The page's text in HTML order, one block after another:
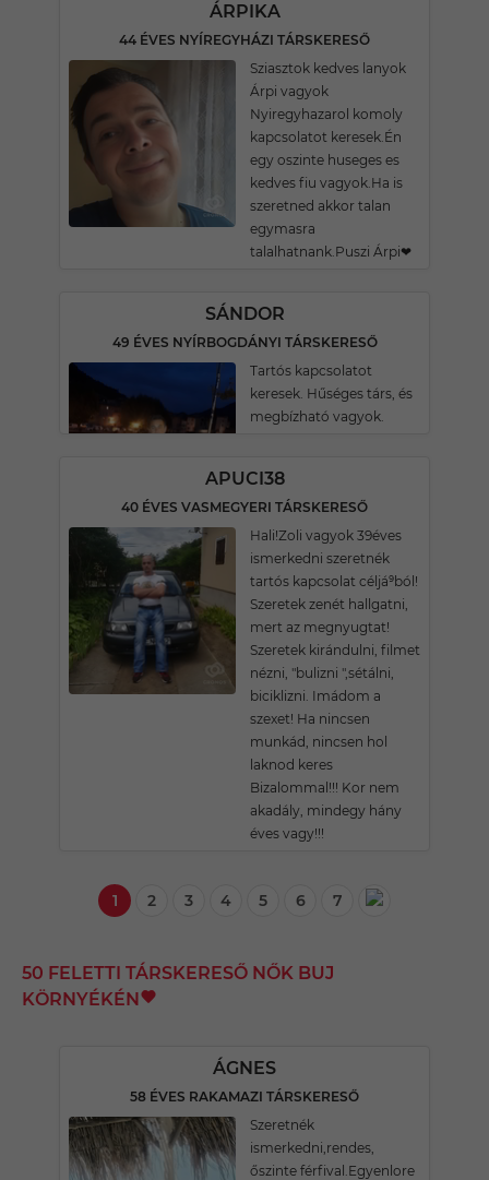
ÁRPIKA
44 ÉVES NYÍREGYHÁZI TÁRSKERESŐ
Sziasztok kedves lanyok
Árpi vagyok
Nyiregyhazarol komoly
kapcsolatot keresek.Én
egy oszinte huseges es
kedves fiu vagyok.Ha is
szeretned akkor talan
egymasra
talalhatnank.Puszi Árpi❤
SÁNDOR
49 ÉVES NYÍRBOGDÁNYI TÁRSKERESŐ
Tartós kapcsolatot
keresek. Hűséges társ, és
megbízható vagyok.
APUCI38
40 ÉVES VASMEGYERI TÁRSKERESŐ
Hali!Zoli vagyok 39éves
ismerkedni szeretnék
tartós kapcsolat céljá⁹ból!
Szeretek zenét hallgatni,
mert az megnyugtat!
Szeretek kirándulni, filmet
nézni, "bulizni ",sétálni,
biciklizni. Imádom a
szexet! Ha nincsen
munkád, nincsen hol
laknod keres
Bizalommal!!! Kor nem
akadály, mindegy hány
éves vagy!!!
1 2 3 4 5 6 7
50 FELETTI TÁRSKERESŐ NŐK BUJ
KÖRNYÉKÉN
ÁGNES
58 ÉVES RAKAMAZI TÁRSKERESŐ
Szeretnék
ismerkedni,rendes,
őszinte férfival.Egyenlore